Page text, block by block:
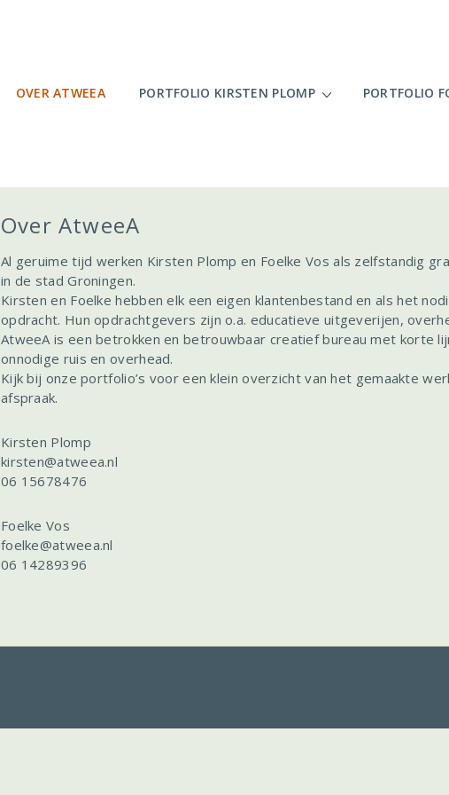
Hoofdnavigatie
OVER ATWEEA PORTFOLIO KIRSTEN PLOMP PORTFOLIO
Over AtweeA
Al geruime tijd werken Kirsten Plomp en Foelke Vos als zelfstandig
in de stad Groningen.
Kirsten en Foelke hebben elk een eigen klantenbestand en als het
opdracht. Hun opdrachtgevers zijn o.a. educatieve uitgeverijen,
AtweeA is een betrokken en betrouwbaar creatief bureau met korte
onnodige ruis en overhead.
Kijk bij onze portfolio’s voor een klein overzicht van het gemaakte
afspraak.
Kirsten Plomp
kirsten@atweea.nl
06 15678476
Foelke Vos
foelke@atweea.nl
06 14289396